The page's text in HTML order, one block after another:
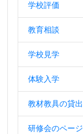
学校評価
教育相談
学校見学
体験入学
教材教具の貸出
研修会のページ